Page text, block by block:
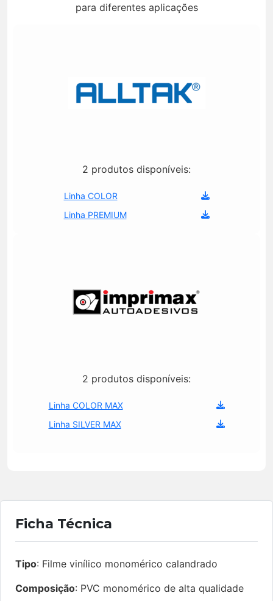
para diferentes aplicações
2 produtos disponíveis:
Linha COLOR
Linha PREMIUM
2 produtos disponíveis:
Linha COLOR MAX
Linha SILVER MAX
Ficha Técnica
Tipo: Filme vinílico monomérico calandrado
Composição: PVC monomérico de alta qualidade